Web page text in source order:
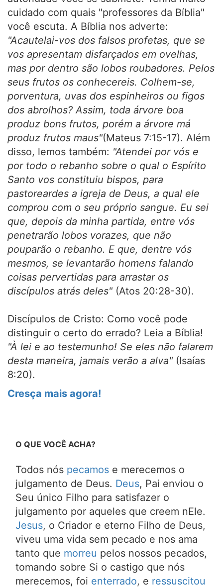
cuidado com quais "professores da Bíblia"
você escuta. A Bíblia nos adverte:
"Acautelai-vos dos falsos profetas, que se
vos apresentam disfarçados em ovelhas,
mas por dentro são lobos roubadores. Pelos
seus frutos os conhecereis. Colhem-se,
porventura, uvas dos espinheiros ou figos
dos abrolhos? Assim, toda árvore boa
produz bons frutos, porém a árvore má
produz frutos maus"(Mateus 7:15-17). Além
disso, lemos também: "Atendei por vós e
por todo o rebanho sobre o qual o Espírito
Santo vos constituiu bispos, para
pastoreardes a igreja de Deus, a qual ele
comprou com o seu próprio sangue. Eu sei
que, depois da minha partida, entre vós
penetrarão lobos vorazes, que não
pouparão o rebanho. E que, dentre vós
mesmos, se levantarão homens falando
coisas pervertidas para arrastar os
discípulos atrás deles" (Atos 20:28-30).
Discípulos de Cristo: Como você pode
distinguir o certo do errado? Leia a Bíblia!
"À lei e ao testemunho! Se eles não falarem
desta maneira, jamais verão a alva" (Isaías
8:20).
Cresça mais agora!
O QUE VOCÊ ACHA?
Todos nós pecamos e merecemos o
julgamento de Deus. Deus, Pai enviou o
Seu único Filho para satisfazer o
julgamento por aqueles que creem nEle.
Jesus, o Criador e eterno Filho de Deus,
viveu uma vida sem pecado e nos ama
tanto que morreu pelos nossos pecados,
tomando sobre Si o castigo que nós
merecemos, foi enterrado, e ressuscitou